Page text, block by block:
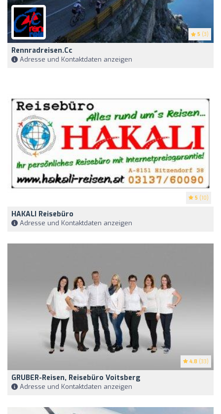
5 (3)
Rennradreisen.cc
Adresse und Kontaktdaten anzeigen
5 (10)
HAKALI Reisebüro
Adresse und Kontaktdaten anzeigen
4.8 (33)
GRUBER-Reisen, Reisebüro Voitsberg
Adresse und Kontaktdaten anzeigen